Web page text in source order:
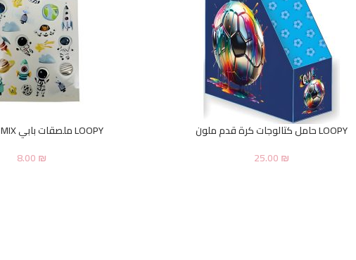
LOOPY حامل كتالوجات كرة قدم ملون
25.00₪
LOOPY ملصقات بابي MIX رائد فضاء
8.00₪